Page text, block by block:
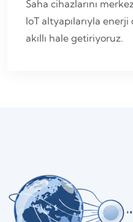
Saha cihazlarını
IoT altyapılarıyla enerji
akıllı hale getiriyoruz.